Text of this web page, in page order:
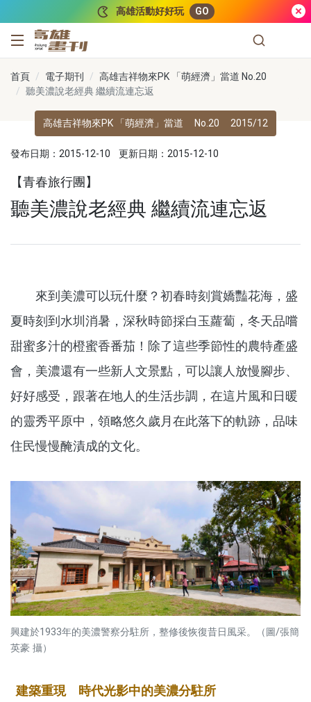
高雄活動好好玩 GO
高雄畫刊
首頁 電子期刊
高雄吉祥物來PK 「萌經濟」當道 No.20
聽美濃說老經典 繼續流連忘返
高雄吉祥物來PK 「萌經濟」當道 No.20 2015/12
發布日期：2015-12-10 更新日期：2015-12-10
【青春旅行團】
聽美濃說老經典 繼續流連忘返
來到美濃可以玩什麼？初春時刻賞嬌豔花海，盛
夏時刻到水圳消暑，深秋時節採白玉蘿蔔，冬天品嚐
甜蜜多汁的橙蜜香番茄！除了這些季節性的農特產盛
會，美濃還有一些新人文景點，可以讓人放慢腳步、
好好感受，跟著在地人的生活步調，在這片風和日暖
的靈秀平原中，領略悠久歲月在此落下的軌跡，品味
住民慢慢醃漬成的文化。
興建於1933年的美濃警察分駐所，整修後恢復昔日風采。（圖/張簡
英豪 攝）
建築重現 時代光影中的美濃分駐所